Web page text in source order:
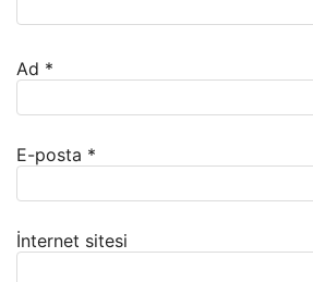
Ad *
E-posta *
İnternet sitesi